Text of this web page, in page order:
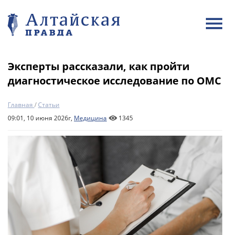
Эксперты рассказали, как пройти
диагностическое исследование по ОМС
Главная /Статьи
09:01, 10 июня 2026г, Медицина 1345